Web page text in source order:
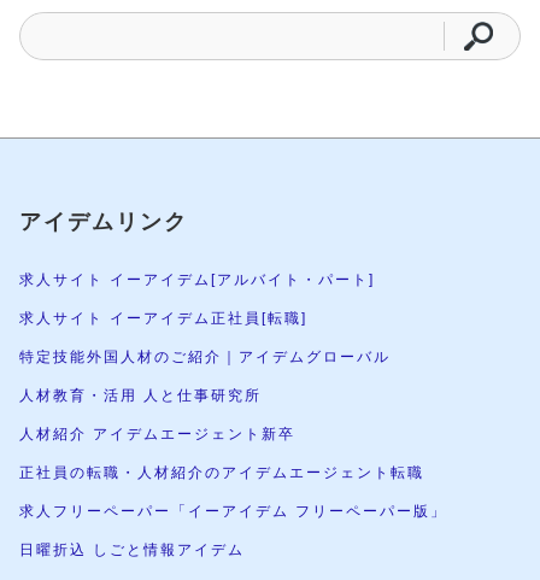
アイデムリンク
求人サイト イーアイデム[アルバイト・パート]
求人サイト イーアイデム正社員[転職]
特定技能外国人材のご紹介｜アイデムグローバル
人材教育・活用 人と仕事研究所
人材紹介 アイデムエージェント新卒
正社員の転職・人材紹介のアイデムエージェント転職
求人フリーペーパー「イーアイデム フリーペーパー版」
日曜折込 しごと情報アイデム